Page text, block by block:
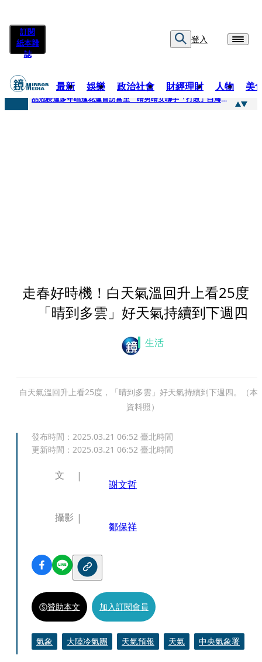
訂閱
紙本雜
誌
登入
最新 娛樂 政治社會 財經理財 人物 美
快訊
品冠睽違多年唱進花蓮首訪富里 晴男晴女聯手「打敗」白海豚颱風
走春好時機！白天氣溫回升上看25
「晴到多雲」好天氣持續到下週四
生活
白天氣溫回升上看25度，「晴到多雲」好天氣持續到下週四。（本
資料照）
發布時間： 2025.03.21 06:52 臺北時間
更新時間： 2025.03.21 06:52 臺北時間
文
謝文哲
攝影
鄒保祥
贊助本文 加入訂閱會員
氣象 大陸冷氣團 天氣預報 天氣 中央氣象署